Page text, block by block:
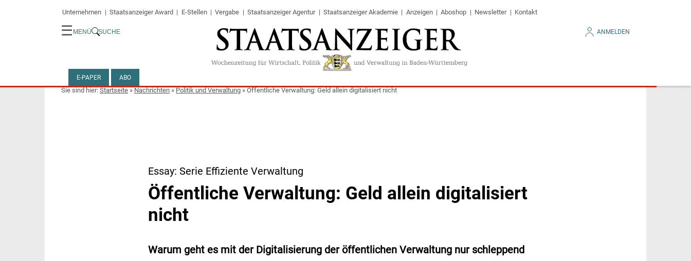
Unternehmen Staatsanzeiger Award E-Stellen Vergabe Staatsanzeiger Agentur Staatsanzeiger Akademie Anzeigen Aboshop Newsletter Kontakt
☰ MENÜ SUCHE ANMELDEN
E-PAPER ABO
Startseite»Nachrichten»Politik und Verwaltung»Öffentliche Verwaltung: Geld allein digitalisiert nicht
Essay: Serie Effiziente Verwaltung
Öffentliche Verwaltung: Geld allein digitalisiert
nicht
Warum geht es mit der Digitalisierung der öffentlichen Verwaltung nur schleppend